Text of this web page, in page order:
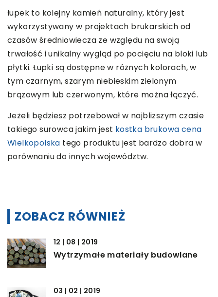
łupek to kolejny kamień naturalny, który jest
wykorzystywany w projektach brukarskich od
czasów średniowiecza ze względu na swoją
trwałość i unikalny wygląd po pocięciu na bloki lub
płytki. Łupki są dostępne w różnych kolorach, w
tym czarnym, szarym niebieskim zielonym
brązowym lub czerwonym, które można łączyć.
Jeżeli będziesz potrzebował w najbliższym czasie
takiego surowca jakim jest kostka brukowa cena
Wielkopolska tego produktu jest bardzo dobra w
porównaniu do innych województw.
ZOBACZ RÓWNIEŻ
12 | 08 | 2019
Wytrzymałe materiały budowlane
03 | 02 | 2019